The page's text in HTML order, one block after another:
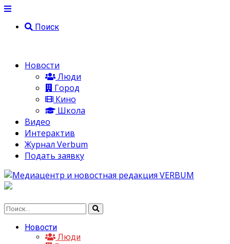
Поиск
Новости
Люди
Город
Кино
Школа
Видео
Интерактив
Журнал Verbum
Подать заявку
Новости
Люди